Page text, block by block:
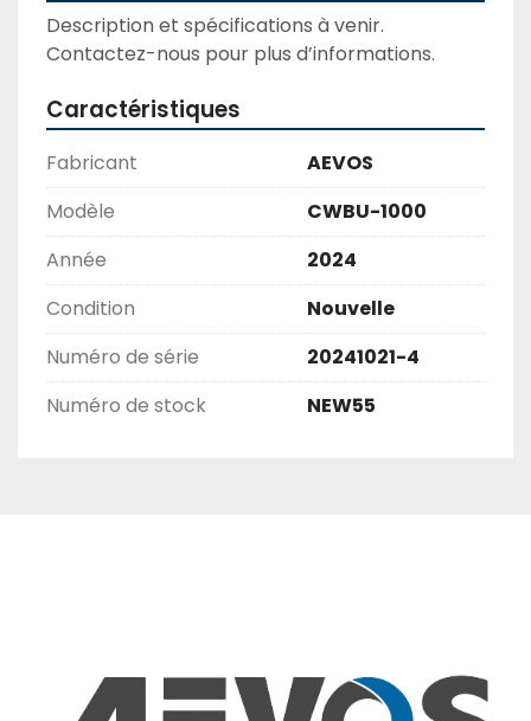
Description et spécifications à venir.
Contactez-nous pour plus d’informations.
Caractéristiques
Fabricant
AEVOS
Modèle
CWBU-1000
Année
2024
Condition
Nouvelle
Numéro de série
20241021-4
Numéro de stock
NEW55